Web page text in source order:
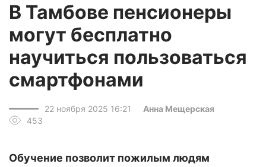
В Тамбове пенсионеры
могут бесплатно
научиться пользоваться
смартфонами
22 ноября 2025 16:21
Анна Мещерская
453
Обучение позволит пожилым людям